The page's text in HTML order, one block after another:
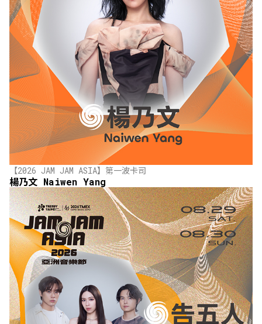
【2026 JAM JAM ASIA】第一波卡司
楊乃文 Naiwen Yang